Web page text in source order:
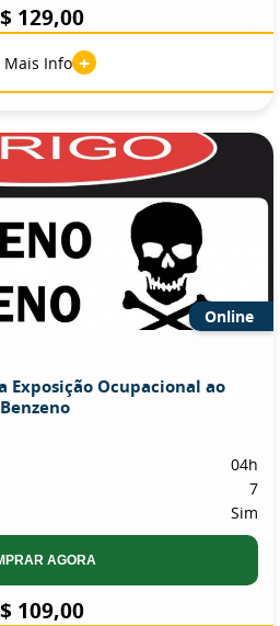
129,00
Mais Info +
Online
Exposição Ocupacional ao
Benzeno
04h
7
Sim
AGORA
109,00